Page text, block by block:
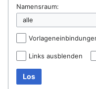
Namensraum:
Links ausblenden
Los